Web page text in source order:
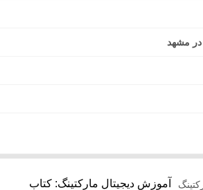
مشهد
آموزش دیجیتال مارکتینگ: کتاب